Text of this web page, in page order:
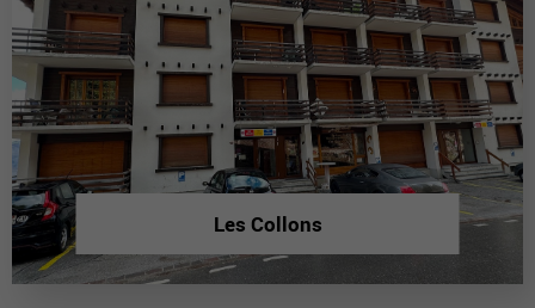
Les Collons